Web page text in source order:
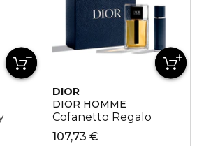
DIOR
DIOR HOMME
Cofanetto Regalo
107,73 €